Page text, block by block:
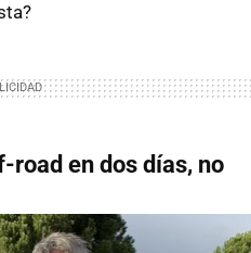
road en dos días, no